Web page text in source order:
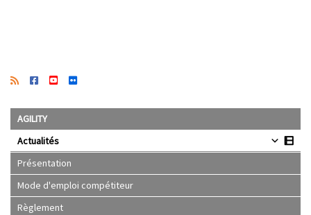
AGILITY
Actualités
Présentation
Mode d'emploi compétiteur
Règlement